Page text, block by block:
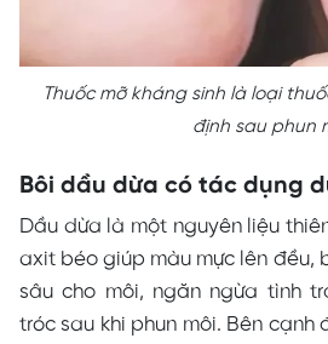
Thuốc mỡ kháng sinh là loại
định sau phun
Bôi dầu dừa có tác dụng
Dầu dừa là một nguyên liệu
axit béo giúp màu mực lên đều,
sâu cho môi, ngăn ngừa tình
tróc sau khi phun môi. Bên cạnh